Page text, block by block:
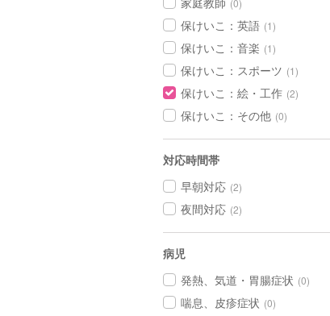
(0)
保けいこ：英語 (1)
保けいこ：音楽 (1)
保けいこ：スポーツ (1)
保けいこ：絵・工作 (2)
保けいこ：その他 (0)
対応時間帯
早朝対応 (2)
夜間対応 (2)
病児
発熱、気道・胃腸症状 (0)
喘息、皮疹症状 (0)